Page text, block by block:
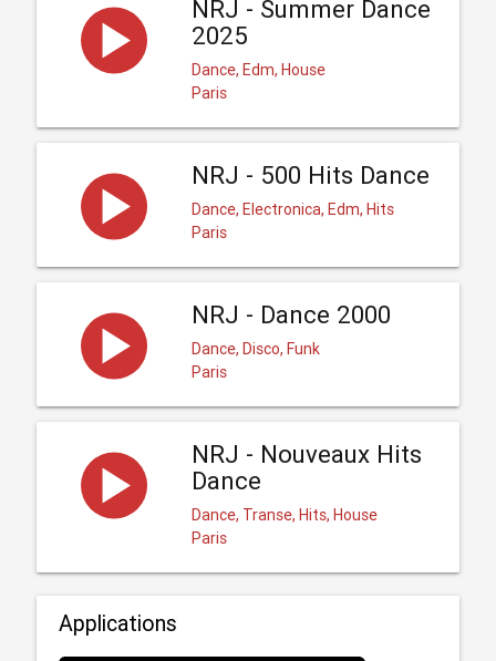
NRJ - Summer Dance
2025
Dance, Edm, House
Paris
NRJ - 500 Hits Dance
Dance, Electronica, Edm, Hits
Paris
NRJ - Dance 2000
Dance, Disco, Funk
Paris
NRJ - Nouveaux Hits
Dance
Dance, Transe, Hits, House
Paris
Applications